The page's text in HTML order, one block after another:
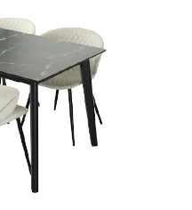
カートに入れる
カートに入れる